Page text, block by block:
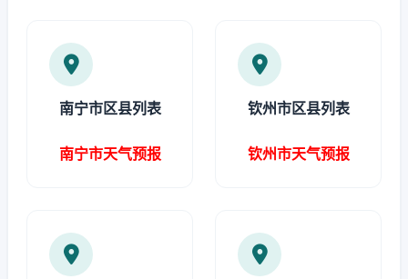
南宁市区县列表
南宁市天气预报
钦州市区县列表
钦州市天气预报